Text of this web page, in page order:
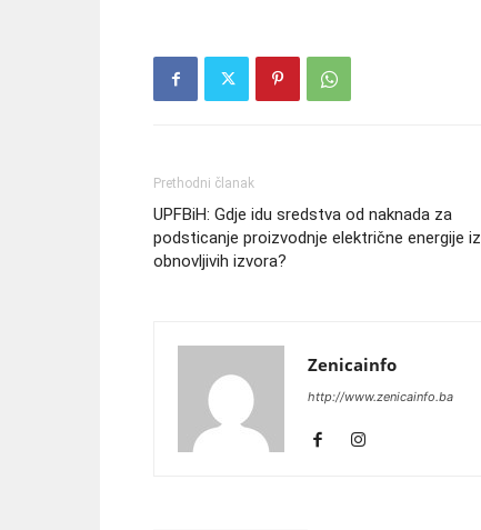
Prethodni članak
UPFBiH: Gdje idu sredstva od naknada za
podsticanje proizvodnje električne energije iz
obnovljivih izvora?
Zenicainfo
http://www.zenicainfo.ba